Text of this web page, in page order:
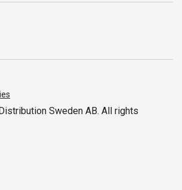
Act
Sweden AB. All rights